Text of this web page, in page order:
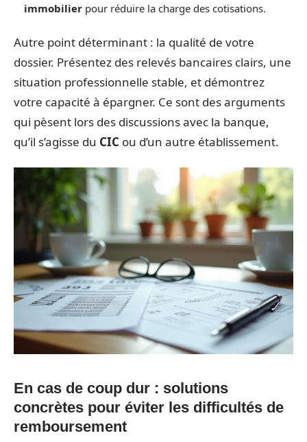
immobilier pour réduire la charge des cotisations.
Autre point déterminant : la qualité de votre
dossier. Présentez des relevés bancaires clairs, une
situation professionnelle stable, et démontrez
votre capacité à épargner. Ce sont des arguments
qui pèsent lors des discussions avec la banque,
qu’il s’agisse du CIC ou d’un autre établissement.
En cas de coup dur : solutions
concrètes pour éviter les difficultés de
remboursement